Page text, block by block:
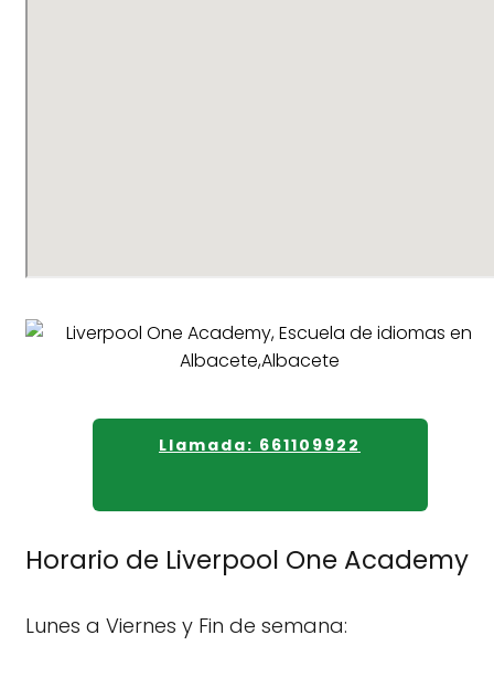
Llamada: 661109922
Horario de Liverpool One Academy
Lunes a Viernes y Fin de semana: